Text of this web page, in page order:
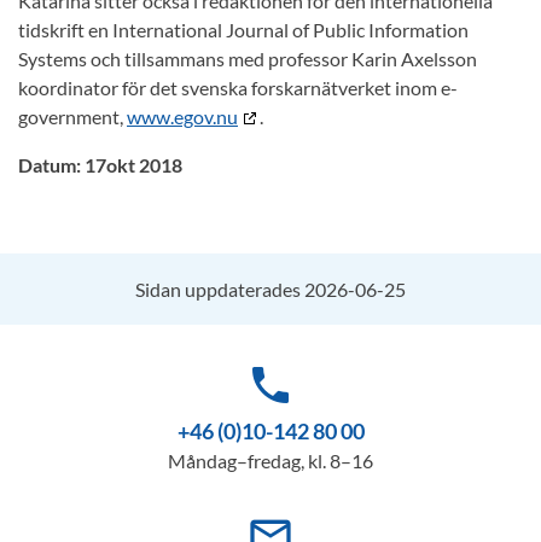
tidskrift en International Journal of Public Information
Systems och tillsammans med professor Karin Axelsson
koordinator för det svenska forskarnätverket inom e-
government,www.egov.nu .
Datum: 17okt 2018
Sidan uppdaterades 2026-06-25
phone
+46 (0)10-142 80 00
Måndag–fredag, kl. 8–16